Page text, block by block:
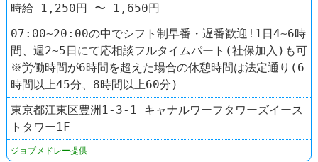
時給 1,250円 〜 1,650円
07:00~20:00の中でシフト制早番・遅番歓迎!1日4~6時
間、週2~5日にて応相談フルタイムパート(社保加入)も可
※労働時間が6時間を超えた場合の休憩時間は法定通り(6
時間以上45分、8時間以上60分)
東京都江東区豊洲1-3-1 キャナルワーフタワーズイース
トタワー1F
ジョブメドレー提供